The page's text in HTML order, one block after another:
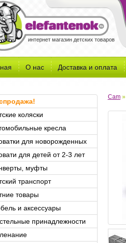
интернет магазин детских товаров
О нас Доставка и оплата
коляски
кресла
для новорожденных
для детей от 2-3 лет
муфты
транспорт
товары
и аксессуары
принадлежности
Cam»